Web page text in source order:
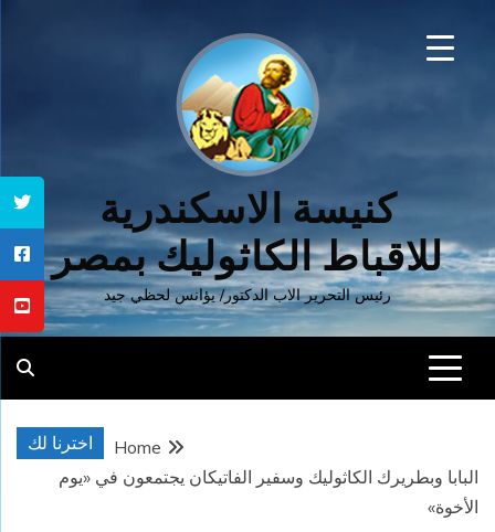
كنيسة الاسكندرية
للاقباط الكاثوليك بمصر
رئيس التحرير الاب الدكتور/ يؤانس لحظي جيد
اخترنا لك
Home
البابا وبطريرك الكاثوليك وسفير الفاتيكان يجتمعون في «يوم
الأخوة»